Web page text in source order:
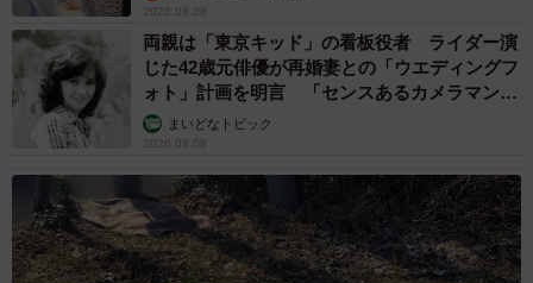
2026.08.08
両親は「東京キッド」の看板役者 ライダー演
じた42歳元俳優が再婚妻との「ウエディングフ
ォト」計画を明言 「センスあるカメラマン求
む」まいどなトピック
2026.08.08